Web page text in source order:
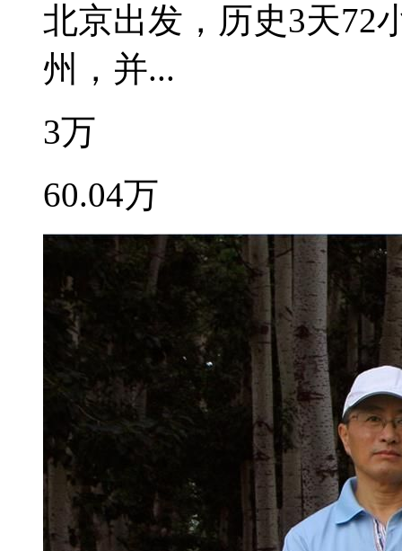
北京出发，历史3天72
州，并...
3万
60.04万